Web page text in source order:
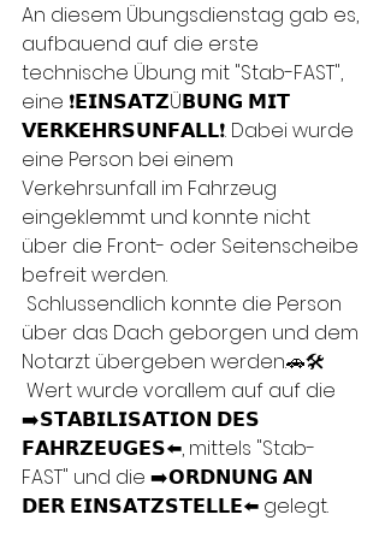
An diesem Übungsdienstag gab es,
aufbauend auf die erste
technische Übung mit "Stab-FAST",
eine ❗𝗘𝗜𝗡𝗦𝗔𝗧𝗭Ü𝗕𝗨𝗡𝗚 𝗠𝗜𝗧
𝗩𝗘𝗥𝗞𝗘𝗛𝗥𝗦𝗨𝗡𝗙𝗔𝗟𝗟❗. Dabei wurde
eine Person bei einem
Verkehrsunfall im Fahrzeug
eingeklemmt und konnte nicht
über die Front- oder Seitenscheibe
befreit werden.
über das Dach geborgen und dem
Notarzt übergeben werden.🚗🛠️
➡️𝗦𝗧𝗔𝗕𝗜𝗟𝗜𝗦𝗔𝗧𝗜𝗢𝗡 𝗗𝗘𝗦
𝗙𝗔𝗛𝗥𝗭𝗘𝗨𝗚𝗘𝗦⬅️, mittels "Stab-
FAST" und die ➡️𝗢𝗥𝗗𝗡𝗨𝗡𝗚 𝗔𝗡
𝗗𝗘𝗥 𝗘𝗜𝗡𝗦𝗔𝗧𝗭𝗦𝗧𝗘𝗟𝗟𝗘⬅️ gelegt.